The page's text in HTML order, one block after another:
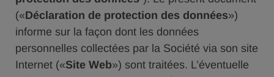
(«Déclaration de protection des données»)
informe sur la façon dont les données
personnelles collectées par la Société via son site
Internet («Site Web») sont traitées. L’éventuelle